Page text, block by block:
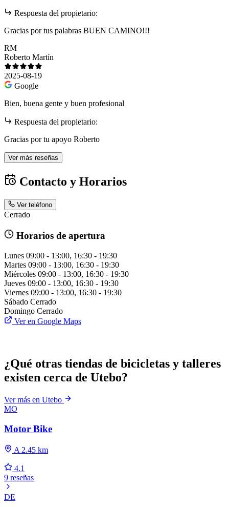
Respuesta del propietario:
Gracias por tus palabras BUEN CAMINO!!!
RM
Roberto Martín
2025-08-19
Google
Bien, buena gente y buen profesional
Respuesta del propietario:
Gracias por tu apoyo Roberto
Ver más reseñas
Contacto y Horarios
Ver teléfono
Cerrado
Horarios de apertura
Lunes 09:00 - 13:00, 16:30 - 19:30
Martes 09:00 - 13:00, 16:30 - 19:30
Miércoles 09:00 - 13:00, 16:30 - 19:30
Jueves 09:00 - 13:00, 16:30 - 19:30
Viernes 09:00 - 13:00, 16:30 - 19:30
Sábado Cerrado
Domingo Cerrado
Ver en Google Maps
¿Qué otras tiendas de bicicletas y talleres
existen cerca de Utebo?
Ver más en Utebo
MO
Motor Bike
A 2.45 km
4.1
9 reseñas
DE